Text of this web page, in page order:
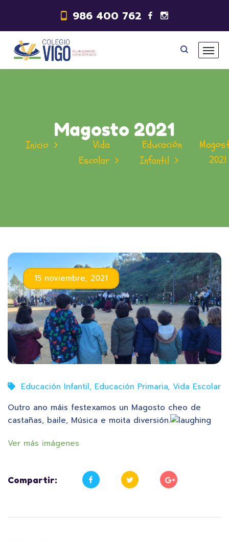
986 400 762
Magosto 2021
Inicio
Vida
Escolar
Educación
Infantil
2021
15 noviembre, 2021
Educación Infantil, Educación Primaria, Vida Escolar
Outro ano máis festexamos un Magosto cheo de
castañas, baile, Música e moita diversión.
Ver más imágenes
Compartir: